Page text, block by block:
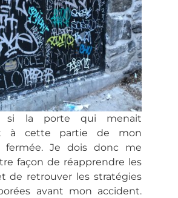
si la porte qui menait
à cette partie de mon
fermée. Je dois donc me
façon de réapprendre les
de retrouver les stratégies
avant mon accident.